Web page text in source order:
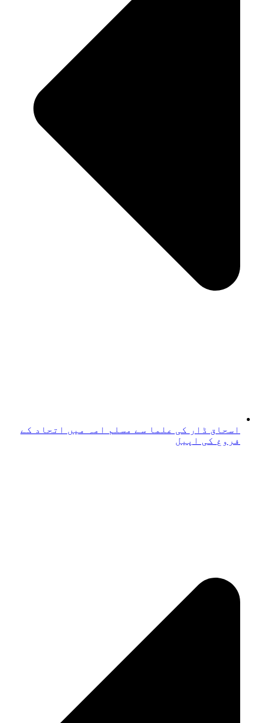
اسحاق ڈار کی علما سے مسلم امہ میں اتحاد کے
فروغ کی اپیل